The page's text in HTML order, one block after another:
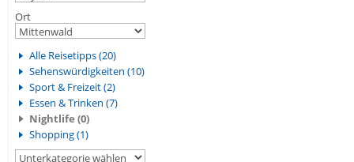
Ort
Alle Reisetipps (20)
Sehenswürdigkeiten (10)
Sport & Freizeit (2)
Essen & Trinken (7)
Nightlife (0)
Shopping (1)